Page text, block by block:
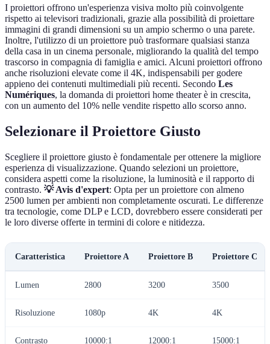
I proiettori offrono un'esperienza visiva molto più coinvolgente
rispetto ai televisori tradizionali, grazie alla possibilità di proiettare
immagini di grandi dimensioni su un ampio schermo o una parete.
Inoltre, l'utilizzo di un proiettore può trasformare qualsiasi stanza
della casa in un cinema personale, migliorando la qualità del tempo
trascorso in compagnia di famiglia e amici. Alcuni proiettori offrono
anche risoluzioni elevate come il 4K, indispensabili per godere
appieno dei contenuti multimediali più recenti. Secondo Les
Numériques, la domanda di proiettori home theater è in crescita,
con un aumento del 10% nelle vendite rispetto allo scorso anno.
Selezionare il Proiettore Giusto
Scegliere il proiettore giusto è fondamentale per ottenere la migliore
esperienza di visualizzazione. Quando selezioni un proiettore,
considera aspetti come la risoluzione, la luminosità e il rapporto di
contrasto. 💡 Avis d'expert: Opta per un proiettore con almeno
2500 lumen per ambienti non completamente oscurati. Le differenze
tra tecnologie, come DLP e LCD, dovrebbero essere considerati per
le loro diverse offerte in termini di colore e nitidezza.
Caratteristica Proiettore A Proiettore B Proiettore C
Lumen 2800 3200 3500
Risoluzione 1080p 4K 4K
Contrasto 10000:1 12000:1 15000:1